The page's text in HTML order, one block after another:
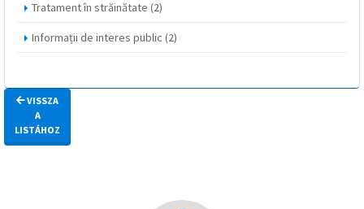
Tratament în străinătate (2)
Informații de interes public (2)
VISSZA
A
LISTÁHOZ